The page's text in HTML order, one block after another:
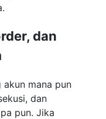
dan
akun mana pun
dan
pun. Jika